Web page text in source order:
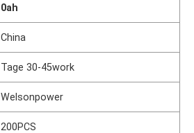
0ah
China
Tage 30-45work
Welsonpower
200PCS